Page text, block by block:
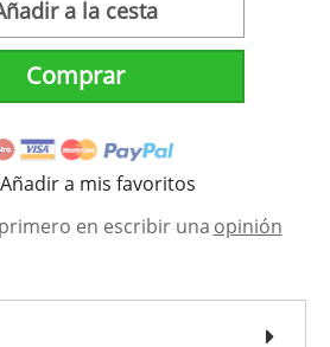
a la cesta
Comprar
Añadir a mis favoritos
en escribir una opinión